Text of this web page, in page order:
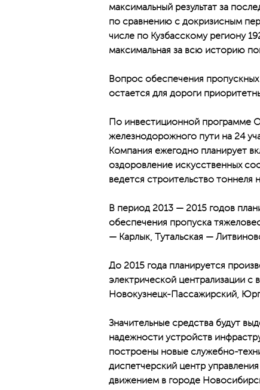
максимальный результат за
по сравнению с докризисным
числе по Кузбасскому региону
максимальная за всю историю
Вопрос обеспечения
остается для дороги
По инвестиционной программе
железнодорожного пути на 24
Компания ежегодно планирует
оздоровление искусственных
ведется строительство
В период 2013 — 2015 годов
обеспечения пропуска
— Карлык, Тутальская —
До 2015 года планируется
электрической централизации
Новокузнецк-Пассажирский,
Значительные средства будут
надежности устройств
построены новые служебно-
диспетчерский центр
движением в городе